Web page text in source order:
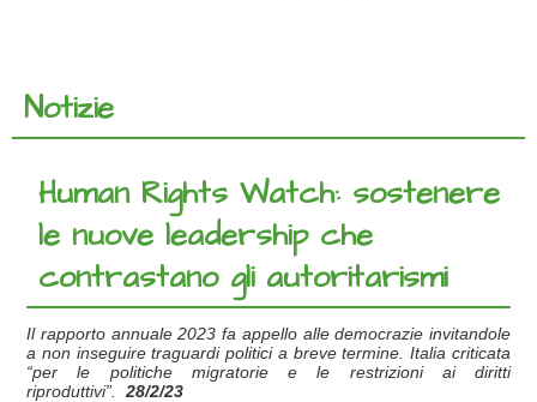
Notizie
Human Rights Watch: sostenere
le nuove leadership che
contrastano gli autoritarismi
Il rapporto annuale 2023 fa appello alle democrazie invitandole
a non inseguire traguardi politici a breve termine. Italia criticata
“per le politiche migratorie e le restrizioni ai diritti
riproduttivi”. 28/2/23